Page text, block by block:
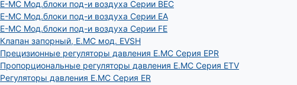
E-MC Мод.блоки под-и воздуха Серии BEC
E-MC Мод.блоки под-и воздуха Серии EA
E-MC Мод.блоки под-и воздуха Серии FE
Клапан запорный, E.MC мод. EVSH
Прецизионные регуляторы давления E.MC Серия EPR
Пропорциональные регуляторы давления E.MC Серия ETV
Регуляторы давления E.MC Серия ER